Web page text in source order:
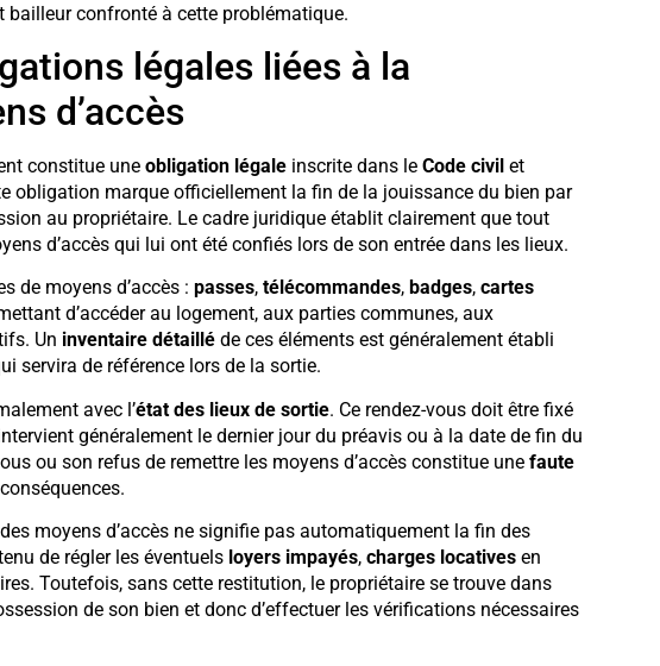
bailleur confronté à cette problématique.
légales liées à la
d’accès
constitue une obligation légaleinscrite dans le Code civilet
obligation marque officiellement la fin de la jouissance du bien par
au propriétaire. Le cadre juridique établit clairement que tout
d’accès qui lui ont été confiés lors de son entrée dans les lieux.
de moyens d’accès : passes, télécommandes, badges, cartes
d’accéder au logement, aux parties communes, aux
Un inventaire détailléde ces éléments est généralement établi
servira de référence lors de la sortie.
avec l’état des lieux de sortie. Ce rendez-vous doit être fixé
généralement le dernier jour du préavis ou à la date de fin du
ou son refus de remettre les moyens d’accès constitue une faute
moyens d’accès ne signifie pas automatiquement la fin des
de régler les éventuels loyers impayés, charges locativesen
Toutefois, sans cette restitution, le propriétaire se trouve dans
de son bien et donc d’effectuer les vérifications nécessaires